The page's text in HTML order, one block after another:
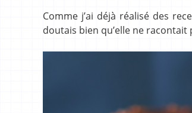
Comme j’ai déjà réalisé des
doutais bien qu’elle ne racontait